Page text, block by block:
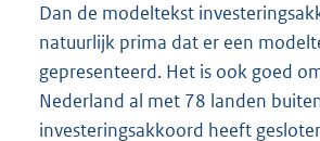
Dan de modeltekst
natuurlijk prima dat er een
gepresenteerd. Het is ook goed
Nederland al met 78 landen
investeringsakkoord heeft